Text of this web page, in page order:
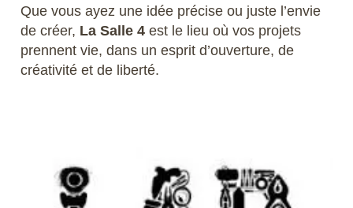
Que vous ayez une idée précise ou juste l’envie
de créer, La Salle 4est le lieu où vos projets
prennent vie, dans un esprit d’ouverture, de
créativité et de liberté.